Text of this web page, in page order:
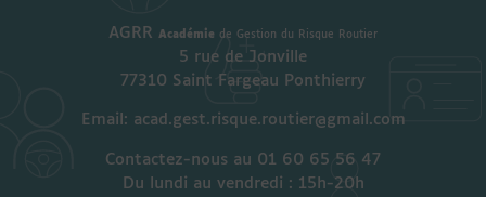
AGRR Académie de Gestion du Risque Routier
5 rue de Jonville
77310 Saint Fargeau Ponthierry
Email: acad.gest.risque.routier@gmail.com
Contactez-nous au 01 60 65 56 47
Du lundi au vendredi : 15h-20h